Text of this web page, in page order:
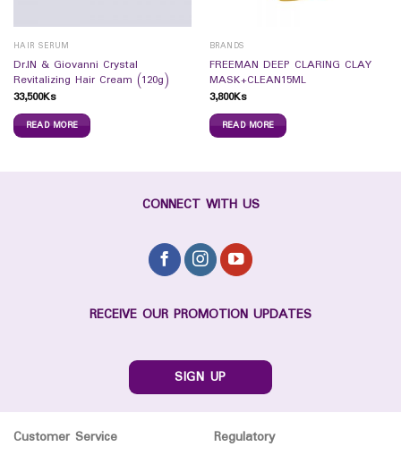
HAIR SERUM
Dr.IN & Giovanni Crystal
Revitalizing Hair Cream (120g)
33,500Ks
READ MORE
BRANDS
FREEMAN DEEP CLARING CLAY
MASK+CLEAN15ML
3,800Ks
READ MORE
CONNECT WITH US
RECEIVE OUR PROMOTION UPDATES
SIGN UP
Customer Service
Regulatory